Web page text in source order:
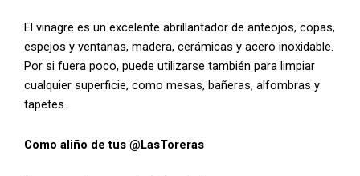
El vinagre es un excelente abrillantador de anteojos, copas,
espejos y ventanas, madera, cerámicas y acero inoxidable.
Por si fuera poco, puede utilizarse también para limpiar
cualquier superficie, como mesas, bañeras, alfombras y
tapetes.
Como aliño de tus @LasToreras